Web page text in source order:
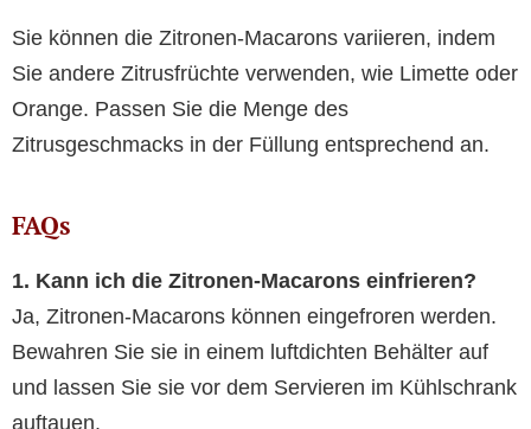
Sie können die Zitronen-Macarons variieren, indem
Sie andere Zitrusfrüchte verwenden, wie Limette oder
Orange. Passen Sie die Menge des
Zitrusgeschmacks in der Füllung entsprechend an.
FAQs
1. Kann ich die Zitronen-Macarons einfrieren?
Ja, Zitronen-Macarons können eingefroren werden.
Bewahren Sie sie in einem luftdichten Behälter auf
und lassen Sie sie vor dem Servieren im Kühlschrank
auftauen.